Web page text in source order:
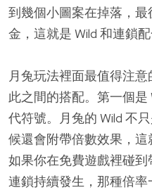
到幾個小圖案在掉落，
金，這就是 Wild 和連鎖配
月兔玩法裡面最值得注
此之間的搭配。第一個
代符號。月兔的 Wild 不
候還會附帶倍數效果，這
如果你在免費遊戲裡碰
連鎖持續發生，那種倍